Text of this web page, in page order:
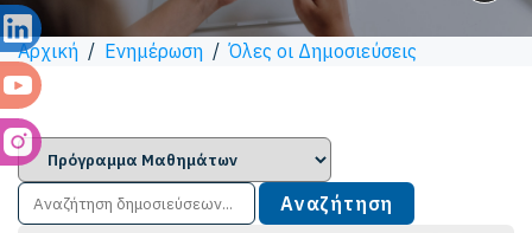
Αρχική / Ενημέρωση /Όλες οι Δημοσιεύσεις